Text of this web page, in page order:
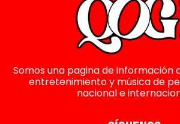
Somos una pagina de información
entretenimiento y música de
nacional e